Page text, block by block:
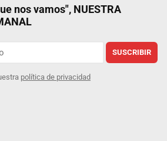
nos vamos", NUESTRA
SUSCRIBIR
política de privacidad